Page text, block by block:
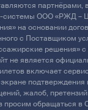
партнёрами,
системы ООО «РЖД –
на основании
с Поставщиком
решения»
не является
включает
жалоб,
просим обращаться в